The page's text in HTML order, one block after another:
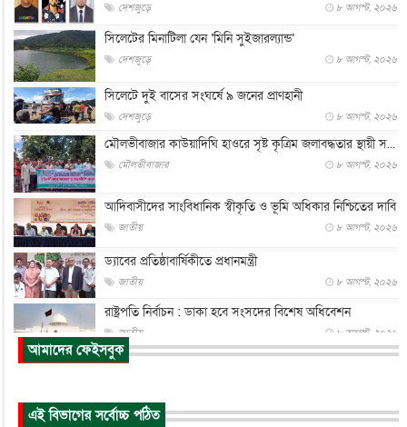
দেশজুড়ে ৮ আগস্ট, ২০২৬
সিলেটের মিনাটিলা যেন ‘মিনি সুইজারল্যান্ড’
দেশজুড়ে ৮ আগস্ট, ২০২৬
সিলেটে দুই বাসের সংঘর্ষে ৯ জনের প্রাণহানী
দেশজুড়ে ৮ আগস্ট, ২০২৬
মৌলভীবাজার কাউয়াদিঘি হাওরে সৃষ্ট কৃত্রিম জলাবদ্ধতার স্থায়ী স...
মৌলভীবাজার ৮ আগস্ট, ২০২৬
আদিবাসীদের সাংবিধানিক স্বীকৃতি ও ভূমি অধিকার নিশ্চিতের দাবি
জাতীয় ৮ আগস্ট, ২০২৬
ড্যাবের প্রতিষ্ঠাবার্ষিকীতে প্রধানমন্ত্রী
জাতীয় ৮ আগস্ট, ২০২৬
রাষ্ট্রপতি নির্বাচন : ডাকা হবে সংসদের বিশেষ অধিবেশন
জাতীয় ৮ আগস্ট, ২০২৬
প্রধানমন্ত্রীর সঙ্গে সাক্ষাতে খুদে শিল্পী অনুশ্রী রায়ের স্বপ...
পাকিস্তান-তুরস্কের সঙ্গে প্রতিরক্ষা চুক্তি সৌদি আরবকে কতটা ন...
আমাদের ফেইসবুক
এই বিভাগের সর্বোচ্চ পঠিত